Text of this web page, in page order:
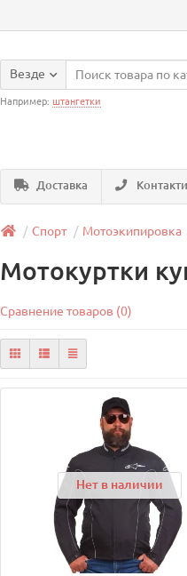
Везде
Например: штангетки
Доставка Контакти
Спорт Мотоэкипировка
Мотокуртки
Сравнение товаров (0)
Нет в наличии